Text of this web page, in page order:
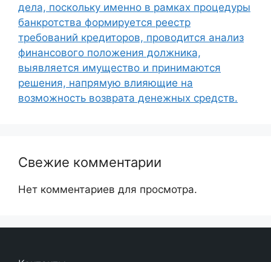
дела, поскольку именно в рамках процедуры
банкротства формируется реестр
требований кредиторов, проводится анализ
финансового положения должника,
выявляется имущество и принимаются
решения, напрямую влияющие на
возможность возврата денежных средств.
Свежие комментарии
Нет комментариев для просмотра.